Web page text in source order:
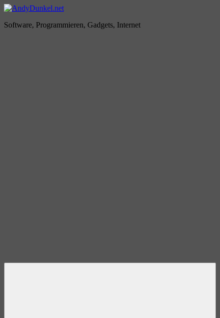
Zum
springen
AndyDunkel.net
Software, Programmieren, Gadgets, Internet